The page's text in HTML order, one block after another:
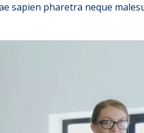
sapien pharetra neque